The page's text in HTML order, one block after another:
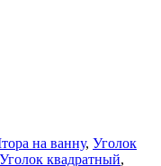
на ванну, Уголок
Уголок квадратный,